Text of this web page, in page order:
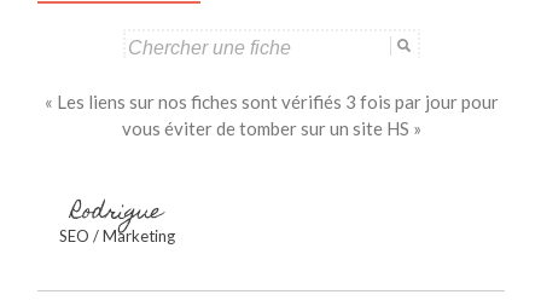
« Les liens sur nos fiches sont vérifiés 3 fois par jour pour
vous éviter de tomber sur un site HS »
Rodrigue
SEO / Marketing